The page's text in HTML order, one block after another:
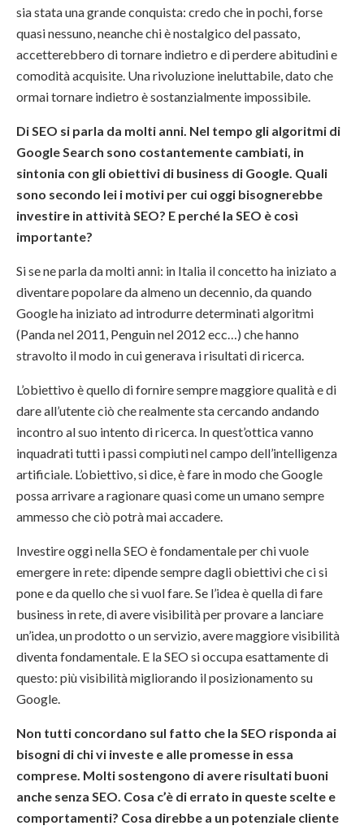
sia stata una grande conquista: credo che in pochi, forse
quasi nessuno, neanche chi è nostalgico del passato,
accetterebbero di tornare indietro e di perdere abitudini e
comodità acquisite. Una rivoluzione ineluttabile, dato che
ormai tornare indietro è sostanzialmente impossibile.
Di SEO si parla da molti anni. Nel tempo gli algoritmi di
Google Search sono costantemente cambiati, in
sintonia con gli obiettivi di business di Google. Quali
sono secondo lei i motivi per cui oggi bisognerebbe
investire in attività SEO? E perché la SEO è così
importante?
Si se ne parla da molti anni: in Italia il concetto ha iniziato a
diventare popolare da almeno un decennio, da quando
Google ha iniziato ad introdurre determinati algoritmi
(Panda nel 2011, Penguin nel 2012 ecc…) che hanno
stravolto il modo in cui generava i risultati di ricerca.
L’obiettivo è quello di fornire sempre maggiore qualità e di
dare all’utente ciò che realmente sta cercando andando
incontro al suo intento di ricerca. In quest’ottica vanno
inquadrati tutti i passi compiuti nel campo dell’intelligenza
artificiale. L’obiettivo, si dice, è fare in modo che Google
possa arrivare a ragionare quasi come un umano sempre
ammesso che ciò potrà mai accadere.
Investire oggi nella SEO è fondamentale per chi vuole
emergere in rete: dipende sempre dagli obiettivi che ci si
pone e da quello che si vuol fare. Se l’idea è quella di fare
business in rete, di avere visibilità per provare a lanciare
un’idea, un prodotto o un servizio, avere maggiore visibilità
diventa fondamentale. E la SEO si occupa esattamente di
questo: più visibilità migliorando il posizionamento su
Google.
Non tutti concordano sul fatto che la SEO risponda ai
bisogni di chi vi investe e alle promesse in essa
comprese. Molti sostengono di avere risultati buoni
anche senza SEO. Cosa c’è di errato in queste scelte e
comportamenti? Cosa direbbe a un potenziale cliente